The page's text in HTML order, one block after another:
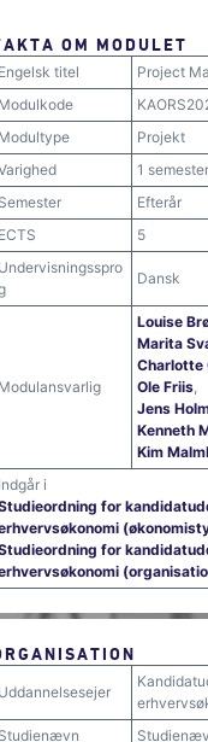
OM MODULET
titel
Project
Projekt
1 semester
Efterår
5
Dansk
Louise
Marita
Charlotte
Ole Friis,
Jens
Kenneth
Kim
i
for
for